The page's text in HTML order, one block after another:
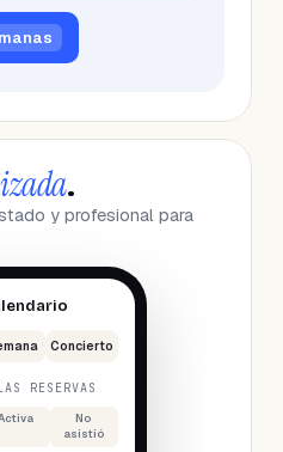
.
y profesional para
Concierto
RESERVAS
No
asistió